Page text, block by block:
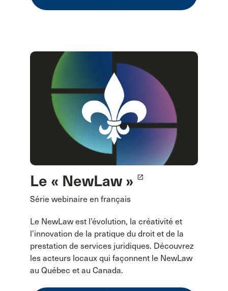
Le « NewLaw » launch
Série webinaire en français
Le NewLaw est l’évolution, la créativité et
l’innovation de la pratique du droit et de la
prestation de services juridiques. Découvrez
les acteurs locaux qui façonnent le NewLaw
au Québec et au Canada.